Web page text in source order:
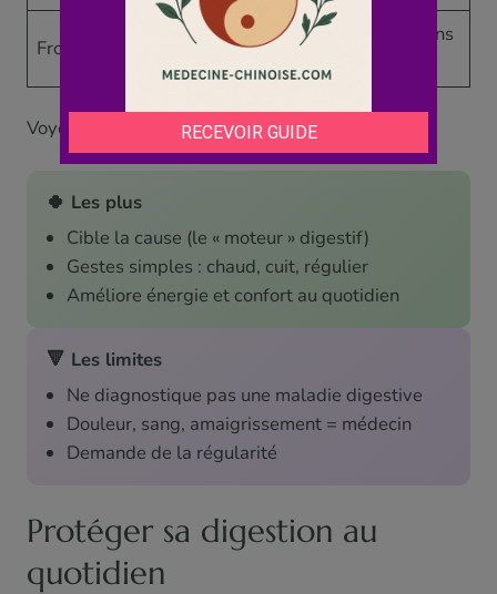
Froid
Frilosité,
Gingembre, cuissons
Voyons ce que l’approche apporte, et ses limites.
🍀 Les plus
Cible la cause (le « moteur » digestif)
Gestes simples : chaud, cuit, régulier
Améliore énergie et confort au quotidien
🔻 Les limites
Ne diagnostique pas une maladie digestive
Douleur, sang, amaigrissement = médecin
Demande de la régularité
Protéger sa digestion au
quotidien